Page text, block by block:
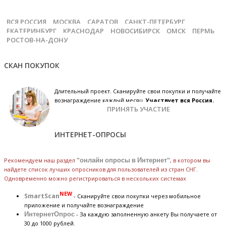
ВСЯ РОССИЯ МОСКВА САРАТОВ
САНКТ-ПЕТЕРБУРГ
ЕКАТЕРИНБУРГ
КРАСНОДАР НОВОСИБИРСК ОМСК
ПЕРМЬ
РОСТОВ-НА-ДОНУ
СКАН ПОКУПОК
Длительный проект. Сканируйте свои покупки и получайте
вознаграждение каждый месяц.Участвует вся Россия.
ПРИНЯТЬ УЧАСТИЕ
ИНТЕРНЕТ-ОПРОСЫ
Рекомендуем наш раздел "онлайн опросы в Интернет", в котором вы
найдете список лучших опросников для пользователей из стран СНГ.
Одновременно можно регистрироваться в нескольких системах
SmartScan NEW - Сканируйте свои покупки через мобильное
приложение и получайте вознаграждение
ИнтернетОпрос - За каждую заполненную анкету Вы получаете от
30 до 1000 рублей.